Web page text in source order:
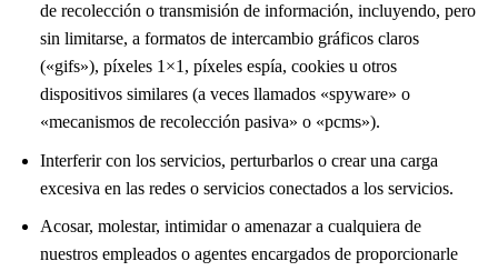
de recolección o transmisión de información, incluyendo, pero
sin limitarse, a formatos de intercambio gráficos claros
(«gifs»), píxeles 1×1, píxeles espía, cookies u otros
dispositivos similares (a veces llamados «spyware» o
«mecanismos de recolección pasiva» o «pcms»).
Interferir con los servicios, perturbarlos o crear una carga
excesiva en las redes o servicios conectados a los servicios.
Acosar, molestar, intimidar o amenazar a cualquiera de
nuestros empleados o agentes encargados de proporcionarle